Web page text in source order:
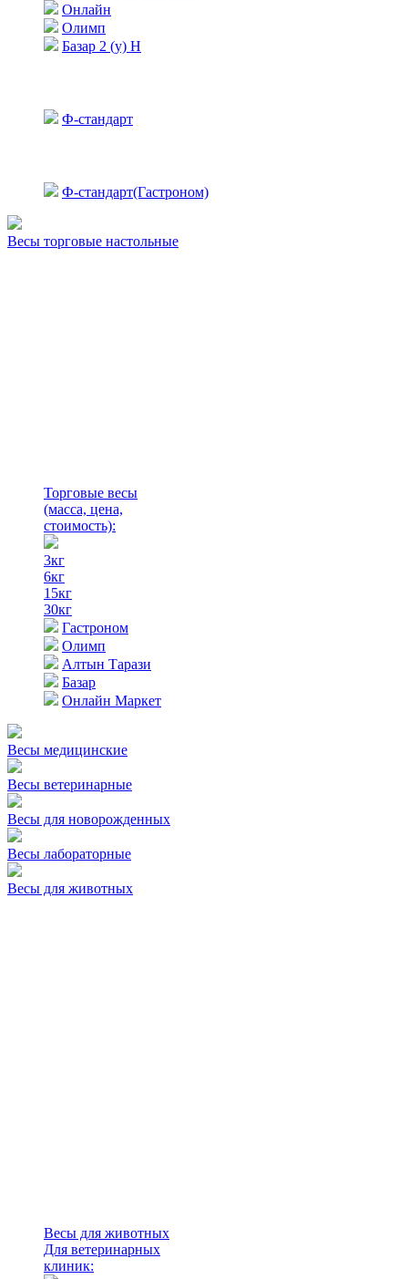
Онлайн
Олимп
Базар 2 (у) Н
Ф-стандарт
Ф-стандарт(Гастроном)
Весы торговые настольные
Торговые весы
(масса, цена,
стоимость):
3кг
6кг
15кг
30кг
Гастроном
Олимп
Алтын Тарази
Базар
Онлайн Маркет
Весы медицинские
Весы ветеринарные
Весы для новорожденных
Весы лабораторные
Весы для животных
Весы для животных
Для ветеринарных
клиник: